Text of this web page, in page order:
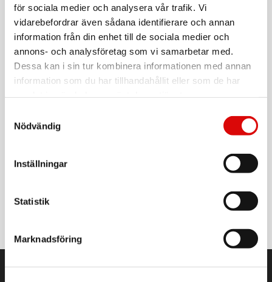
för sociala medier och analysera vår trafik. Vi
vidarebefordrar även sådana identifierare och annan
information från din enhet till de sociala medier och
annons- och analysföretag som vi samarbetar med.
Dessa kan i sin tur kombinera informationen med annan
information som du har tillhandahållit eller som de har
Nödvändig
Inställningar
Statistik
Marknadsföring
MPN:S5898/79
EAN: :8720689008525
For full box order:
Accessories
Additional shaver heads for Shaver series 7000,
RSP: 599,00 kr